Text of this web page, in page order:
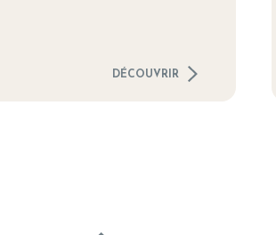
DÉCOUVRIR